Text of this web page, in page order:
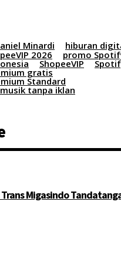
Minardi
hiburan
2026
promo
ShopeeVIP
gratis
Standard
tanpa iklan
Trans Migasindo